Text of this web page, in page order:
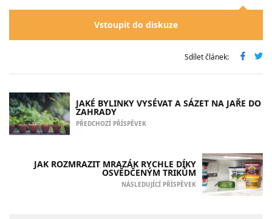
Vstoupit do diskuze
Sdílet článek:
JAKÉ BYLINKY VYSÉVAT A SÁZET NA JAŘE DO
ZAHRADY
PŘEDCHOZÍ PŘÍSPĚVEK
JAK ROZMRAZIT MRAZÁK RYCHLE DÍKY
OSVĚDČENÝM TRIKŮM
NÁSLEDUJÍCÍ PŘÍSPĚVEK